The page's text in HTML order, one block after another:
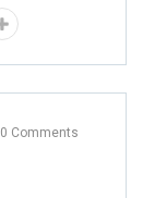
0 Comments